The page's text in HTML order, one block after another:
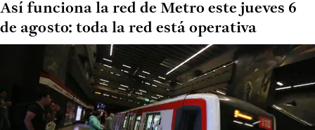
Así funciona la red de Metro este jueves 6
de agosto: toda la red está operativa